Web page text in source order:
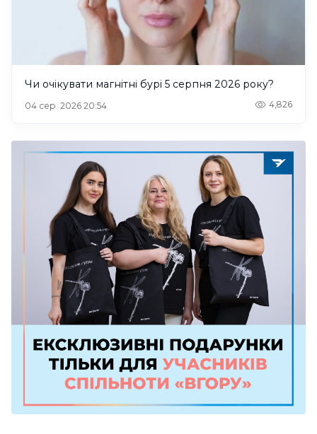
Чи очікувати магнітні бурі 5 серпня 2026 року?
04 сер. 2026 20:54 4,826